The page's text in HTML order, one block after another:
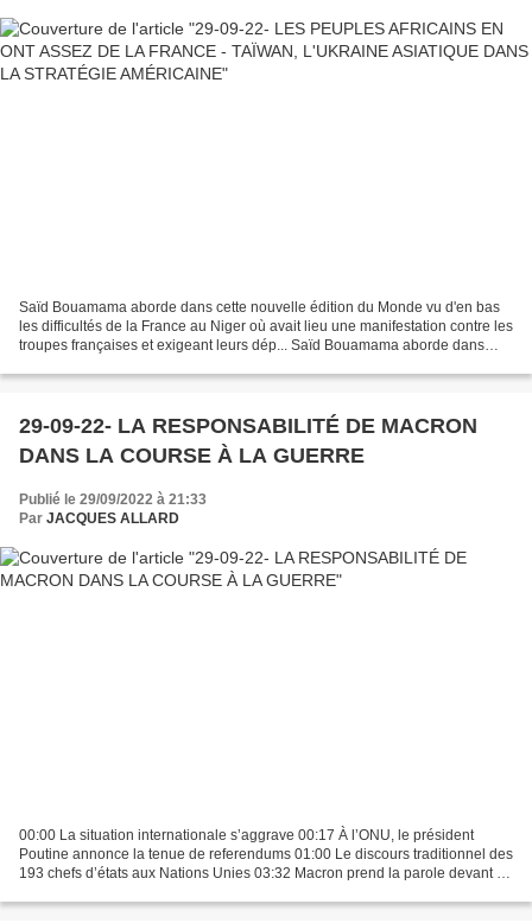
Saïd Bouamama aborde dans cette nouvelle édition du Monde vu d'en bas
les difficultés de la France au Niger où avait lieu une manifestation contre les
troupes françaises et exigeant leurs dép... Saïd Bouamama aborde dans
29-09-22- LA RESPONSABILITÉ DE MACRON
DANS LA COURSE À LA GUERRE
Publié le 29/09/2022 à 21:33
Par JACQUES ALLARD
00:00 La situation internationale s’aggrave 00:17 À l’ONU, le président
Poutine annonce la tenue de referendums 01:00 Le discours traditionnel des
193 chefs d’états aux Nations Unies 03:32 Macron prend la parole devant un